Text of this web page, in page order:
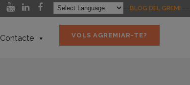
BLOG DEL GREMI
VOLS AGREMIAR-TE?
Contacte